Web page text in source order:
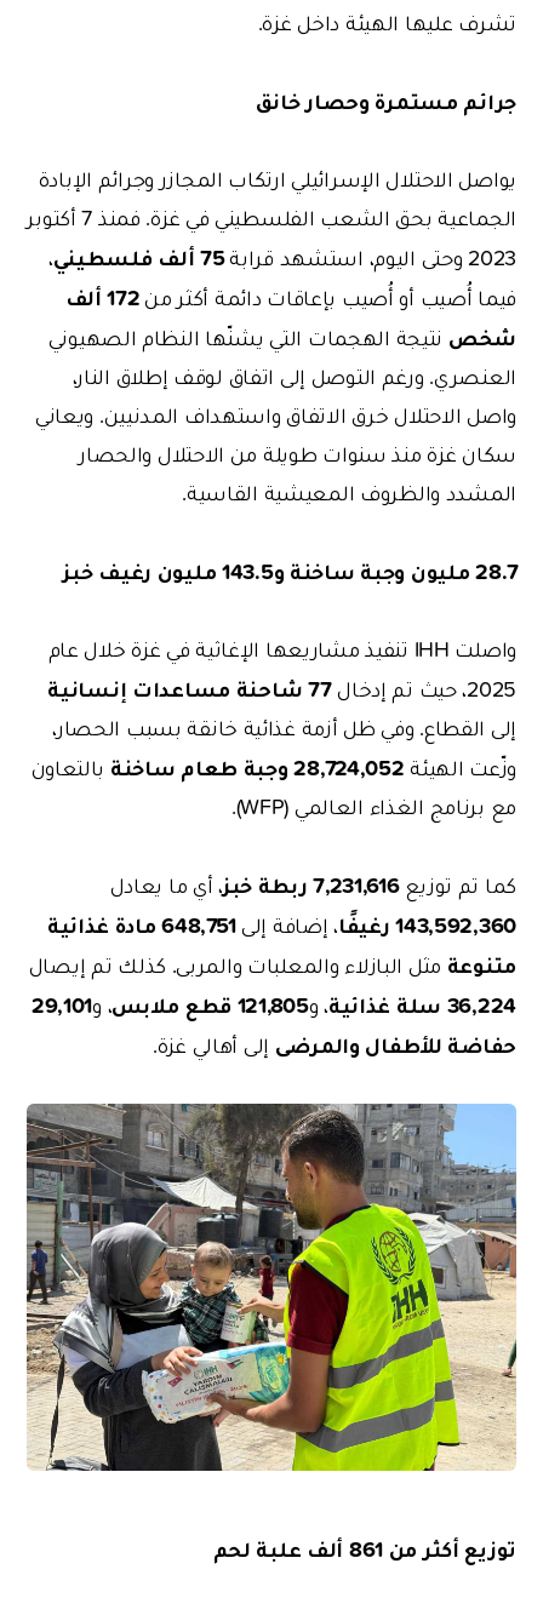
تشرف عليها الهيئة داخل غزة.
جرائم مستمرة وحصار خانق
يواصل الاحتلال الإسرائيلي ارتكاب المجازر وجرائم الإبادة
الجماعية بحق الشعب الفلسطيني في غزة. فمنذ 7 أكتوبر
2023 وحتى اليوم، استشهد قرابة
75 ألف فلسطيني
،
فيما أُصيب أو أُصيب بإعاقات دائمة أكثر من
172 ألف
شخص نتيجة الهجمات التي يشنّها النظام الصهيوني
العنصري. ورغم التوصل إلى اتفاق لوقف إطلاق النار،
واصل الاحتلال خرق الاتفاق واستهداف المدنيين. ويعاني
سكان غزة منذ سنوات طويلة من الاحتلال والحصار
المشدد والظروف المعيشية القاسية.
28.7 مليون وجبة ساخنة و143.5 مليون رغيف خبز
واصلت IHH تنفيذ مشاريعها الإغاثية في غزة خلال عام
2025، حيث تم إدخال
77 شاحنة مساعدات إنسانية
إلى القطاع. وفي ظل أزمة غذائية خانقة بسبب الحصار،
وزّعت الهيئة 28,724,052 وجبة طعام ساخنة
بالتعاون
مع برنامج الغذاء العالمي (WFP).
كما تم توزيع7,231,616 ربطة خبز ، أي ما يعادل
143,592,360 رغيفًا ، إضافة إلى
648,751 مادة غذائية
متنوعة مثل البازلاء والمعلبات والمربى. كذلك تم إيصال
36,224 سلة غذائية ، و121,805 قطع ملابس ، و29,101
حفاضة للأطفال والمرضى إلى أهالي غزة.
توزيع أكثر من 861 ألف علبة لحم